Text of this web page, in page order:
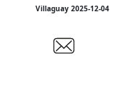
Villaguay 2025-12-04